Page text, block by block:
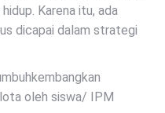
Karena itu, ada
dicapai dalam strategi
oleh siswa/ IPM